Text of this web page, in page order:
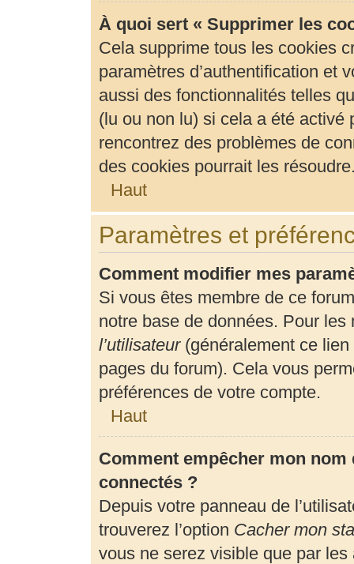
À quoi sert « Supprimer les
Cela supprime tous les cookies
paramètres d’authentification et
aussi des fonctionnalités telles
(lu ou non lu) si cela a été activé
rencontrez des problèmes de
des cookies pourrait les
Haut
Paramètres et
Comment modifier mes
Si vous êtes membre de ce
notre base de données. Pour
l’utilisateur(généralement ce lien
pages du forum). Cela vous
préférences de votre compte.
Haut
Comment empêcher mon
connectés ?
Depuis votre panneau de
trouverez l’option Cacher mon
vous ne serez visible que par